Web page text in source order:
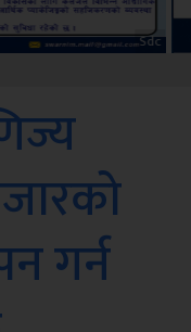
Amb
गर्न